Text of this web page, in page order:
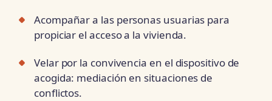
Acompañar a las personas usuarias para
propiciar el acceso a la vivienda.
Velar por la convivencia en el dispositivo de
acogida: mediación en situaciones de
conflictos.